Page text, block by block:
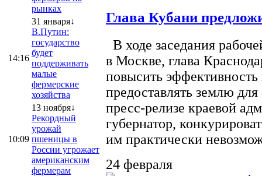
рынках
14:16
31 января↓
В.Путин:
государство
будет
поддерживать
малые
фермерские
хозяйства
10:09
13 ноября↓
Рекордный
урожай
пшеницы в
России угрожает
американским
фермерам
Глава Кубани
В ходе заседания
в Москве, глава
повысить эффективность
предоставлять землю
пресс-релизе краевой
губернатор,
им практически
24 февраля